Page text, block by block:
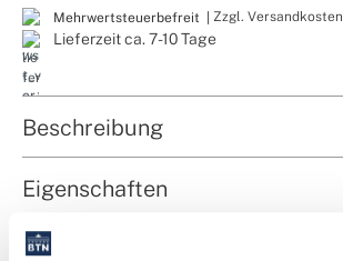
Mehrwertsteuerbefreit | Zzgl. Versandkosten
Lieferzeit ca. 7-10 Tage
Beschreibung
Eigenschaften